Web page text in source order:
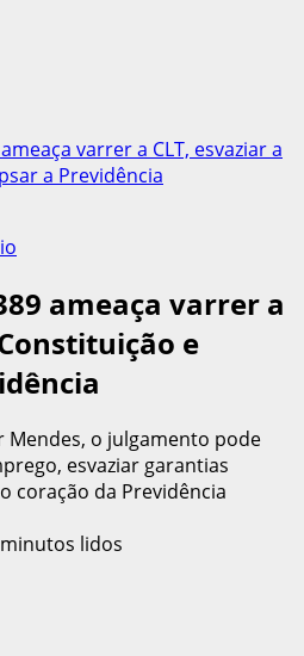
varrer a CLT, esvaziar a
a Previdência
ameaça varrer a
e
Mendes, o julgamento pode
esvaziar garantias
coração da Previdência
lidos